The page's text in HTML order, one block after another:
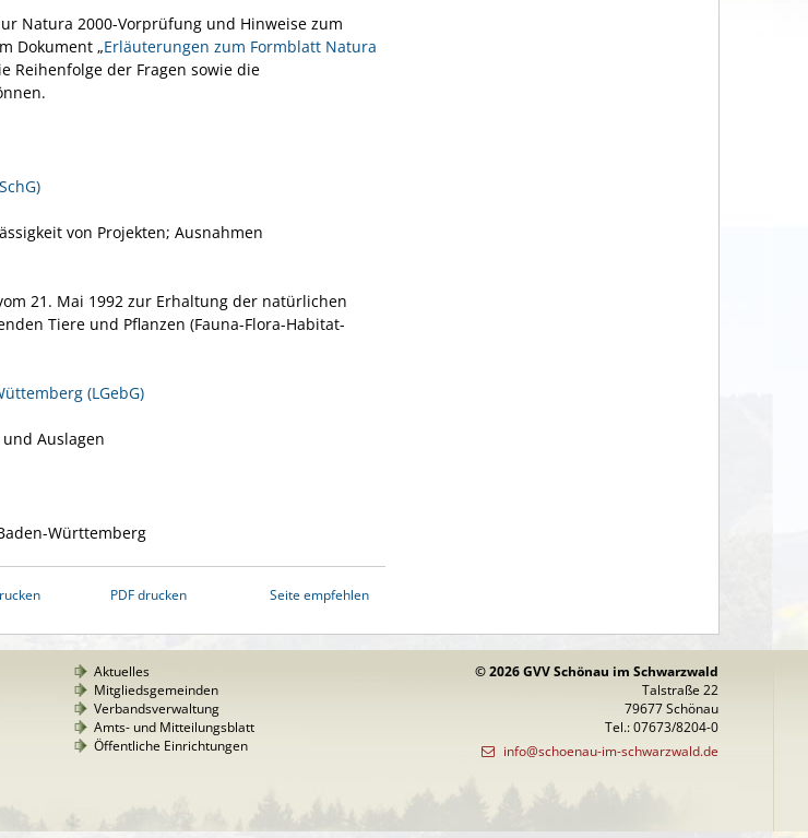
Natura 2000-Vorprüfung und Hinweise zum
Dokument „Erläuterungen zum Formblatt Natura
Reihenfolge der Fragen sowie die
von Projekten; Ausnahmen
21. Mai 1992 zur Erhaltung der natürlichen
Tiere und Pflanzen (Fauna-Flora-Habitat-
(LGebG)
Auslagen
Württemberg
PDF drucken Seite empfehlen
Aktuelles
Mitgliedsgemeinden
Verbandsverwaltung
Amts- und Mitteilungsblatt
Öffentliche Einrichtungen
© 2026 GVV Schönau im Schwarzwald
Talstraße 22
79677 Schönau
Tel.: 07673/8204-0
info@schoenau-im-schwarzwald.de